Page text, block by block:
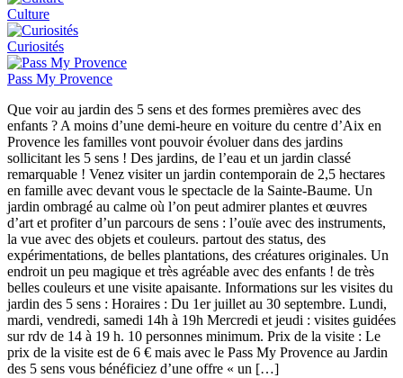
Culture
Curiosités
Pass My Provence
Que voir au jardin des 5 sens et des formes premières avec des
enfants ? A moins d’une demi-heure en voiture du centre d’Aix en
Provence les familles vont pouvoir évoluer dans des jardins
sollicitant les 5 sens ! Des jardins, de l’eau et un jardin classé
remarquable ! Venez visiter un jardin contemporain de 2,5 hectares
en famille avec devant vous le spectacle de la Sainte-Baume. Un
jardin ombragé au calme où l’on peut admirer plantes et œuvres
d’art et profiter d’un parcours de sens : l’ouïe avec des instruments,
la vue avec des objets et couleurs. partout des status, des
expérimentations, de belles plantations, des créatures originales. Un
endroit un peu magique et très agréable avec des enfants ! de très
belles couleurs et une visite apaisante. Informations sur les visites du
jardin des 5 sens : Horaires : Du 1er juillet au 30 septembre. Lundi,
mardi, vendredi, samedi 14h à 19h Mercredi et jeudi : visites guidées
sur rdv de 14 à 19 h. 10 personnes minimum. Prix de la visite : Le
prix de la visite est de 6 € mais avec le Pass My Provence au Jardin
des 5 sens vous bénéficiez d’une offre « un […]